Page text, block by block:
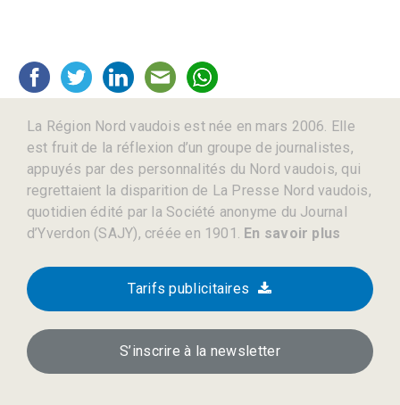
La Région Nord vaudois est née en mars 2006. Elle
est fruit de la réflexion d’un groupe de journalistes,
appuyés par des personnalités du Nord vaudois, qui
regrettaient la disparition de La Presse Nord vaudois,
quotidien édité par la Société anonyme du Journal
d’Yverdon (SAJY), créée en 1901. En savoir plus
Tarifs publicitaires
S’inscrire à la newsletter